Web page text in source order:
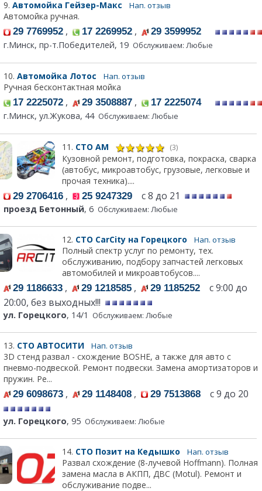
9. Автомойка Гейзер-Макс Нап. отзыв
Автомойка ручная.
29 7769952 , 17 2269952 ,
29 3599952
г.Минск, пр-т.Победителей, 19 Обслуживаем: Любые
10. Автомойка Лотос Нап. отзыв
Ручная бесконтактная мойка
17 2225072 , 29 3508887 ,
17 2225074
г.Минск, ул.Жукова, 44 Обслуживаем: Любые
11. СТО АМ (3)
Кузовной ремонт, подготовка, покраска, сварка
(автобус, микроавтобус, грузовые, легковые и
прочая техника)....
29 2706416 , 25 9247329 с 8 до 21
проезд Бетонный, 6 Обслуживаем: Любые
12. СТО CarCity на Горецкого Нап. отзыв
Полный спектр услуг по ремонту, тех.
обслуживанию, подбору запчастей легковых
автомобилей и микроавтобусов....
29 1186633 , 29 1218585 , 29 1185252 с 9:00 до
20:00, без выходных!!!
ул. Горецкого, 14/1 Обслуживаем: Любые
13. СТО АВТОСИТИ Нап. отзыв
3D стенд развал - схождение BOSHE, а также для авто с
пневмо-подвеской. Ремонт подвески. Замена амортизаторов и
пружин. Ре...
29 6098673 , 29 1148408 , 29 7513868 с 9 до 20
ул. Горецкого, 95 Обслуживаем: Любые
14. СТО Позит на Кедышко Нап. отзыв
Развал схождение (8-лучевой Hoffmann). Полная
замена масла в АКПП, ДВС (Motul). Ремонт и
обслуживание подве...